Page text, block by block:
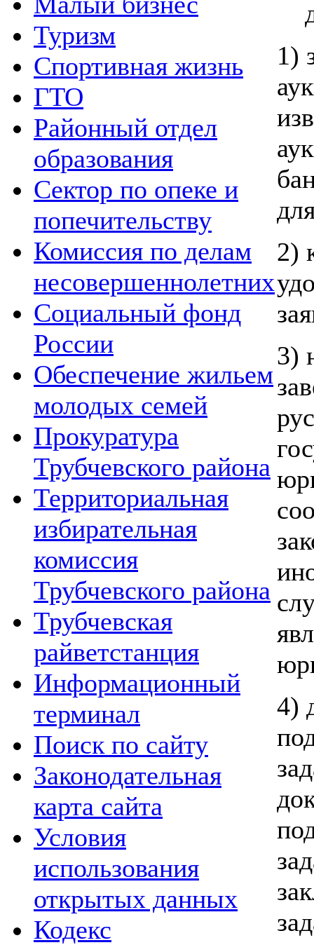
Туризм
Спортивная жизнь
ГТО
Районный отдел
образования
Сектор по опеке и
попечительству
Комиссия по делам
несовершеннолетних
Социальный фонд
России
Обеспечение жильем
молодых семей
Прокуратура
Трубчевского района
Территориальная
избирательная
комиссия
Трубчевского района
Трубчевская
райветстанция
Информационный
терминал
Поиск по сайту
Законодательная
карта сайта
Условия
использования
открытых данных
Кодекс
1)
2)
3)
4)